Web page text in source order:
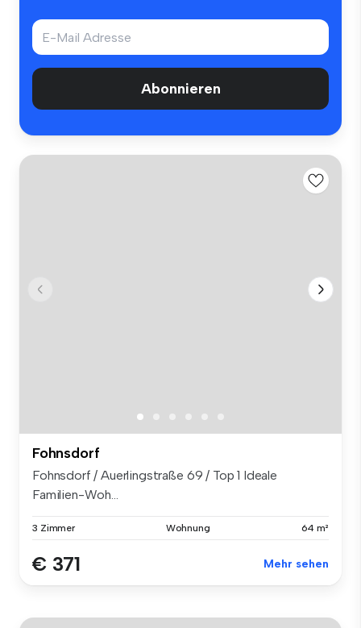
Abonnieren
Fohnsdorf
Fohnsdorf / Auerlingstraße 69 / Top 1 Ideale
Familien-Woh...
3 Zimmer Wohnung 64 m²
€ 371 Mehr sehen